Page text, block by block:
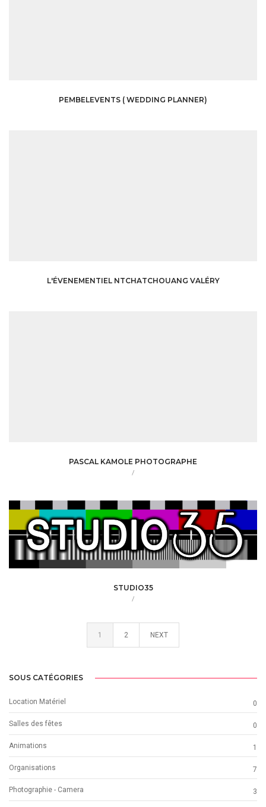
PEMBELEVENTS ( WEDDING PLANNER)
L'ÉVENEMENTIEL NTCHATCHOUANG VALÉRY
PASCAL KAMOLE PHOTOGRAPHE
/
STUDIO35
/
1 2 NEXT
SOUS CATÉGORIES
Location Matériel 0
Salles des fêtes 0
Animations 1
Organisations 7
Photographie - Camera 3